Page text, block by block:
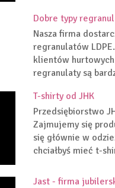
Dobre typy
Nasza firma
regranulatów
klientów hurtowych
regranulaty są
T-shirty od JHK
Przedsiębiorstwo
Zajmujemy się
się głównie w
chciałbyś mieć t-
Jast - firma